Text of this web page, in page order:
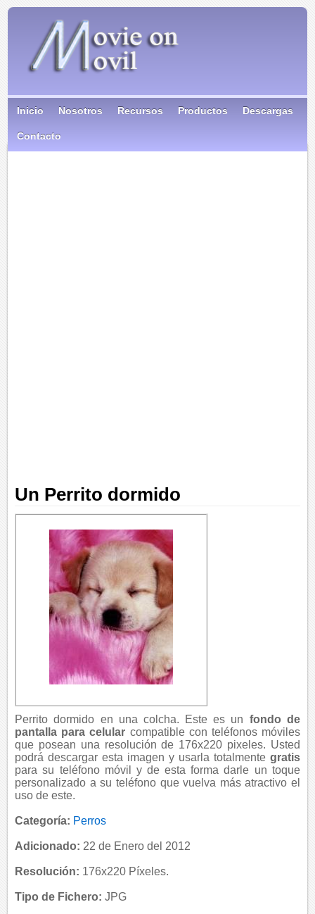
Inicio Nosotros Recursos Productos Descargas
Contacto
Un Perrito dormido
Perrito dormido en una colcha. Este es un fondo de
pantalla para celular compatible con teléfonos móviles
que posean una resolución de 176x220 pixeles. Usted
podrá descargar esta imagen y usarla totalmente gratis
para su teléfono móvil y de esta forma darle un toque
personalizado a su teléfono que vuelva más atractivo el
uso de este.
Categoría: Perros
Adicionado: 22 de Enero del 2012
Resolución: 176x220 Píxeles.
Tipo de Fichero: JPG